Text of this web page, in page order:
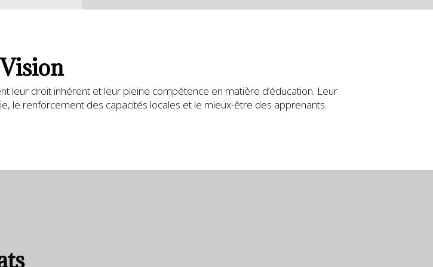
Vision
leur droit inhérent et leur pleine compétence en matière d’éducation. Leur
le renforcement des capacités locales et le mieux-être des apprenants.